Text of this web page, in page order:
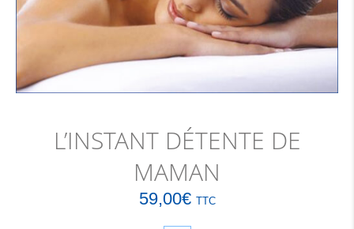
L’INSTANT DÉTENTE DE
MAMAN
59,00€ TTC